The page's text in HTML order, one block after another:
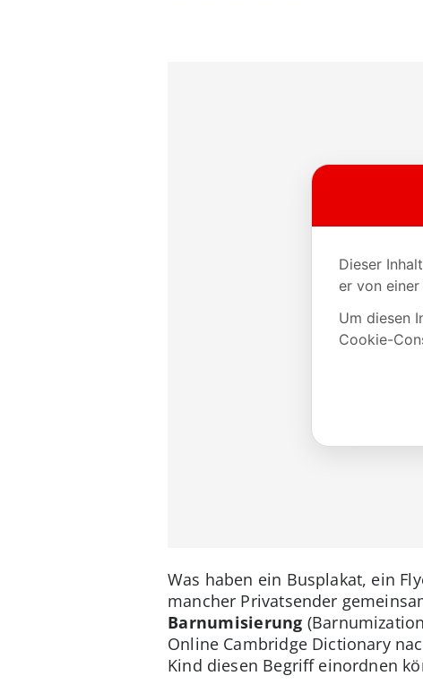
Was haben ein Busplakat, ein
mancher Privatsender
Barnumisierung
Online Cambridge Dictionary
Kind diesen Begriff einordnen